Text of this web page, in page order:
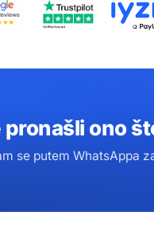
pronašli ono
se putem WhatsAppa